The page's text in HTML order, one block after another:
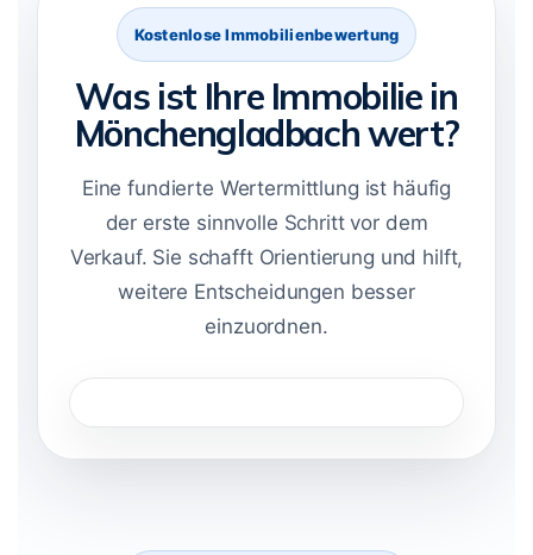
Kostenlose Immobilienbewertung
Was ist Ihre Immobilie in
Mönchengladbach wert?
Eine fundierte Wertermittlung ist häufig
der erste sinnvolle Schritt vor dem
Verkauf. Sie schafft Orientierung und hilft,
weitere Entscheidungen besser
einzuordnen.